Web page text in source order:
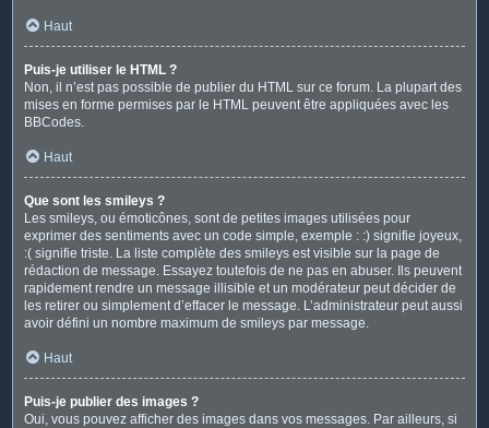
Haut
Puis-je utiliser le HTML ?
Non, il n’est pas possible de publier du HTML sur ce forum. La plupart des
mises en forme permises par le HTML peuvent être appliquées avec les
BBCodes.
Haut
Que sont les smileys ?
Les smileys, ou émoticônes, sont de petites images utilisées pour
exprimer des sentiments avec un code simple, exemple : :) signifie joyeux,
:( signifie triste. La liste complète des smileys est visible sur la page de
rédaction de message. Essayez toutefois de ne pas en abuser. Ils peuvent
rapidement rendre un message illisible et un modérateur peut décider de
les retirer ou simplement d’effacer le message. L’administrateur peut aussi
avoir défini un nombre maximum de smileys par message.
Haut
Puis-je publier des images ?
Oui, vous pouvez afficher des images dans vos messages. Par ailleurs, si